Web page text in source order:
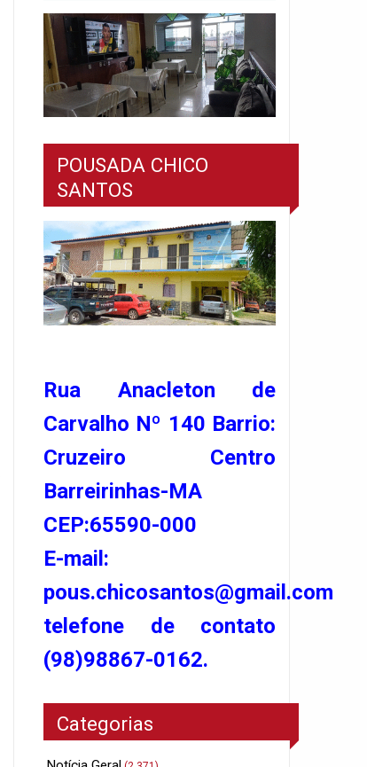
POUSADA CHICO
SANTOS
Rua Anacleton de
Carvalho Nº 140 Barrio:
Cruzeiro Centro
Barreirinhas-MA
CEP:65590-000
E-mail:
pous.chicosantos@gmail.com
telefone de contato
(98)98867-0162.
Categorias